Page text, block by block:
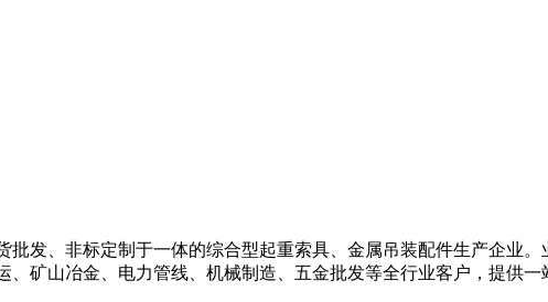
、非标定制于一体的综合型起重索具、金属吊装配件生产企业。
矿山冶金、电力管线、机械制造、五金批发等全行业客户，提供一